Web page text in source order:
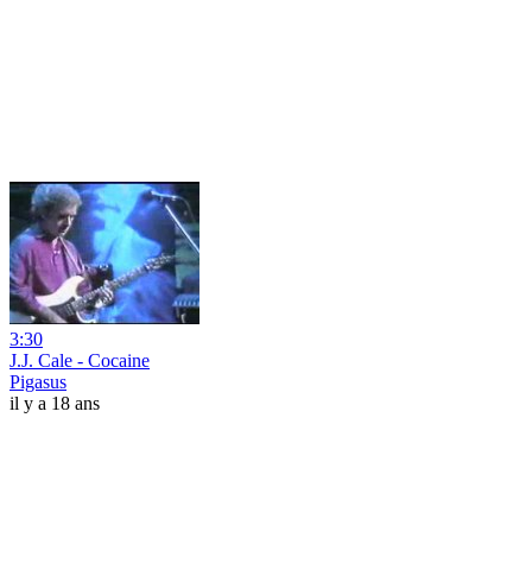
3:30
J.J. Cale - Cocaine
Pigasus
il y a 18 ans